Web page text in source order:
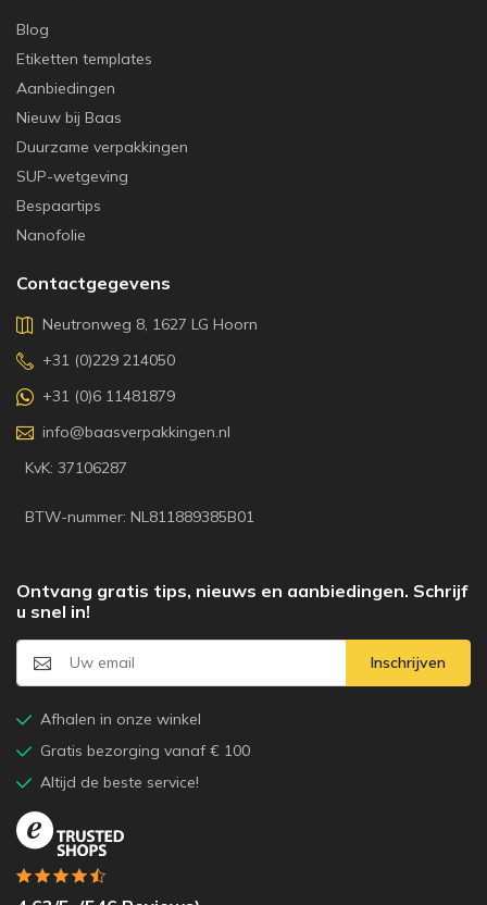
Blog
Etiketten templates
Aanbiedingen
Nieuw bij Baas
Duurzame verpakkingen
SUP-wetgeving
Bespaartips
Nanofolie
Contactgegevens
Neutronweg 8, 1627 LG Hoorn
+31 (0)229 214050
+31 (0)6 11481879
info@baasverpakkingen.nl
KvK: 37106287
BTW-nummer: NL811889385B01
Ontvang gratis tips, nieuws en aanbiedingen. Schrijf
u snel in!
Inschrijven
Afhalen in onze winkel
Gratis bezorging vanaf € 100
Altijd de beste service!